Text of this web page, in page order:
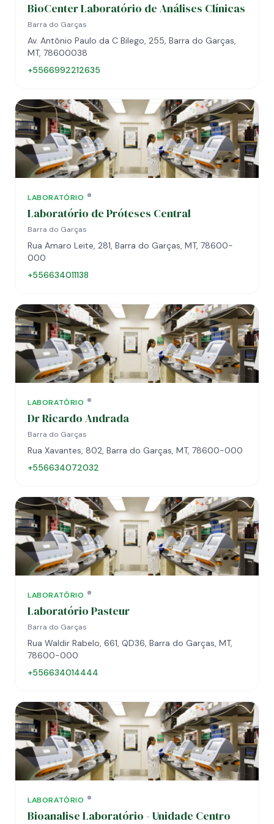
BioCenter Laboratório de Análises Clínicas
Barra do Garças
Av. Antônio Paulo da C Bilego, 255, Barra do Garças,
MT, 78600038
+5566992212635
LABORATÓRIO
Laboratório de Próteses Central
Barra do Garças
Rua Amaro Leite, 281, Barra do Garças, MT, 78600-
000
+556634011138
LABORATÓRIO
Dr Ricardo Andrada
Barra do Garças
Rua Xavantes, 802, Barra do Garças, MT, 78600-000
+556634072032
LABORATÓRIO
Laboratório Pasteur
Barra do Garças
Rua Waldir Rabelo, 661, QD36, Barra do Garças, MT,
78600-000
+556634014444
LABORATÓRIO
Bioanalise Laboratório - Unidade Centro